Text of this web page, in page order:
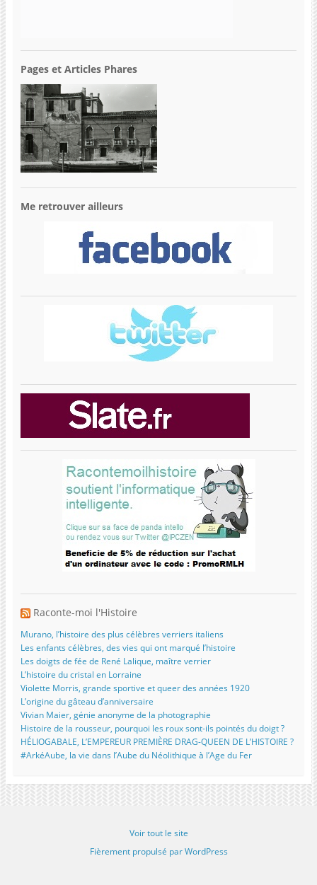
Pages et Articles Phares
Me retrouver ailleurs
Raconte-moi l'Histoire
Murano, l’histoire des plus célèbres verriers italiens
Les enfants célèbres, des vies qui ont marqué l’histoire
Les doigts de fée de René Lalique, maître verrier
L’histoire du cristal en Lorraine
Violette Morris, grande sportive et queer des années 1920
L’origine du gâteau d’anniversaire
Vivian Maier, génie anonyme de la photographie
Histoire de la rousseur, pourquoi les roux sont-ils pointés du doigt ?
HÉLIOGABALE, L’EMPEREUR PREMIÈRE DRAG-QUEEN DE L’HISTOIRE ?
#ArkéAube, la vie dans l’Aube du Néolithique à l’Age du Fer
Voir tout le site
Fièrement propulsé par WordPress